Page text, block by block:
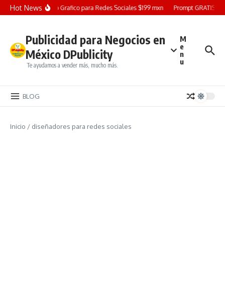
Saltar al contenido
Hot NewsDiseño Grafico para Redes Sociales $199 mxn Prompt GRATIS:
Publicidad para Negocios en
México DPublicity
Te ayudamos a vender más, mucho más.
M
e
n
u
BLOG
Inicio / diseñadores para redes sociales